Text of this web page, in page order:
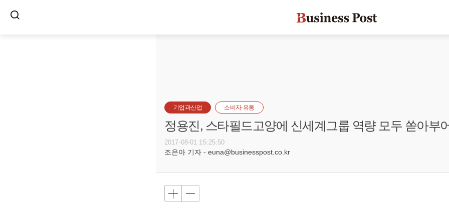
기업과산업 소비자·유통
정용진, 스타필드고양에 신세계그룹 역량 모두 쏟아부
2017-08-01 15:25:50
조은아 기자 - euna@businesspost.co.kr